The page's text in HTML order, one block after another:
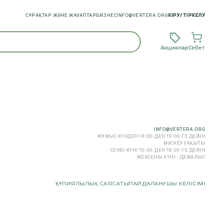
СҰРАҚТАР ЖӘНЕ ЖАУАПТАР БИЗНЕС INFO@VERTERA.ORG КІРУ/ ТІРКЕЛУ
АкцияларСебет
INFO@VERTERA.ORG
ЖҰМЫС КҮНДЕРІ 8:00-ДЕН 19:00-ГЕ ДЕЙІН
МӘСКЕУ УАҚЫТЫ
СЕНБІ КҮНІ 10:00-ДЕН 18:00-ГЕ ДЕЙІН
ЖЕКСЕНБІ КҮНІ - ДЕМАЛЫС
ҚҰПИЯЛЫЛЫҚ САЯСАТЫ ПАЙДАЛАНУШЫ КЕЛІСІМІ